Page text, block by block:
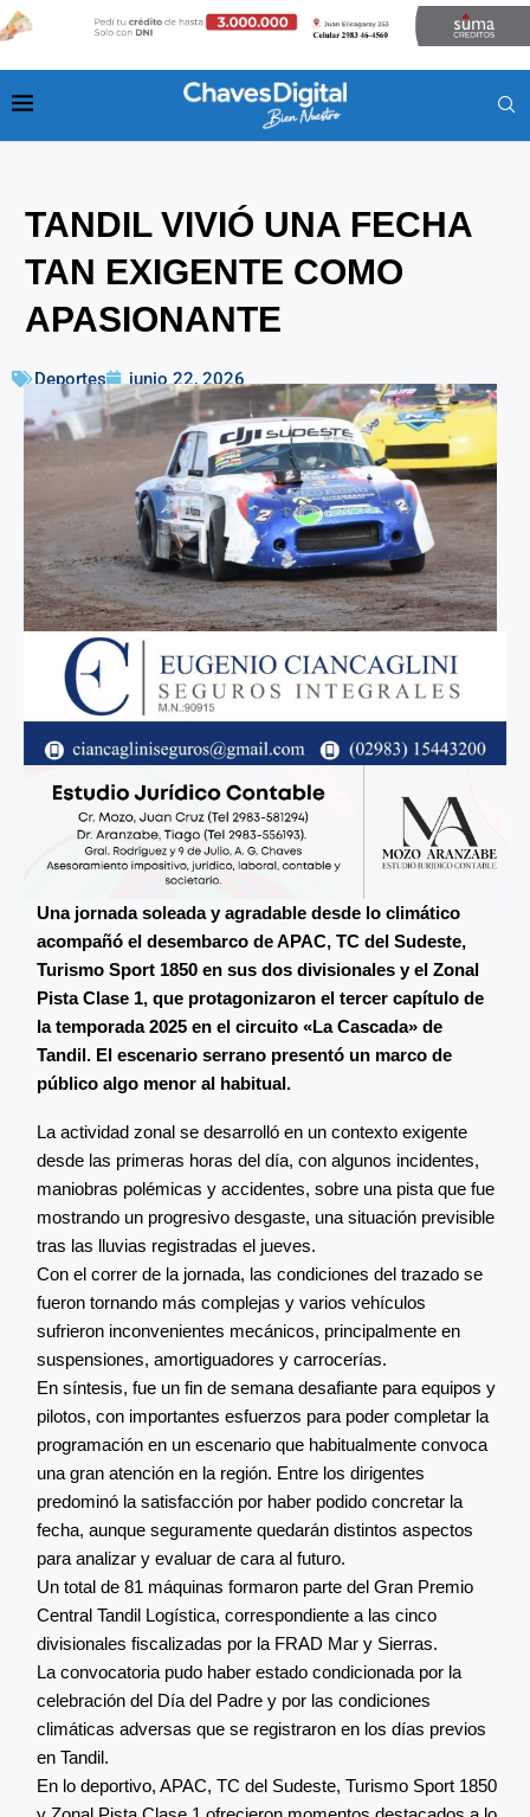
TANDIL VIVIÓ UNA FECHA
TAN EXIGENTE COMO
APASIONANTE
Deportes junio 22, 2026
Una jornada soleada y agradable desde lo climático
acompañó el desembarco de APAC, TC del Sudeste,
Turismo Sport 1850 en sus dos divisionales y el Zonal
Pista Clase 1, que protagonizaron el tercer capítulo de
la temporada 2025 en el circuito «La Cascada» de
Tandil. El escenario serrano presentó un marco de
público algo menor al habitual.
La actividad zonal se desarrolló en un contexto exigente
desde las primeras horas del día, con algunos incidentes,
maniobras polémicas y accidentes, sobre una pista que fue
mostrando un progresivo desgaste, una situación previsible
tras las lluvias registradas el jueves.
Con el correr de la jornada, las condiciones del trazado se
fueron tornando más complejas y varios vehículos
sufrieron inconvenientes mecánicos, principalmente en
suspensiones, amortiguadores y carrocerías.
En síntesis, fue un fin de semana desafiante para equipos y
pilotos, con importantes esfuerzos para poder completar la
programación en un escenario que habitualmente convoca
una gran atención en la región. Entre los dirigentes
predominó la satisfacción por haber podido concretar la
fecha, aunque seguramente quedarán distintos aspectos
para analizar y evaluar de cara al futuro.
Un total de 81 máquinas formaron parte del Gran Premio
Central Tandil Logística, correspondiente a las cinco
divisionales fiscalizadas por la FRAD Mar y Sierras.
La convocatoria pudo haber estado condicionada por la
celebración del Día del Padre y por las condiciones
climáticas adversas que se registraron en los días previos
en Tandil.
En lo deportivo, APAC, TC del Sudeste, Turismo Sport 1850